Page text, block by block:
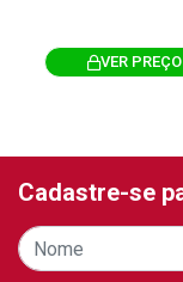
VER PREÇO
Cadastre-se